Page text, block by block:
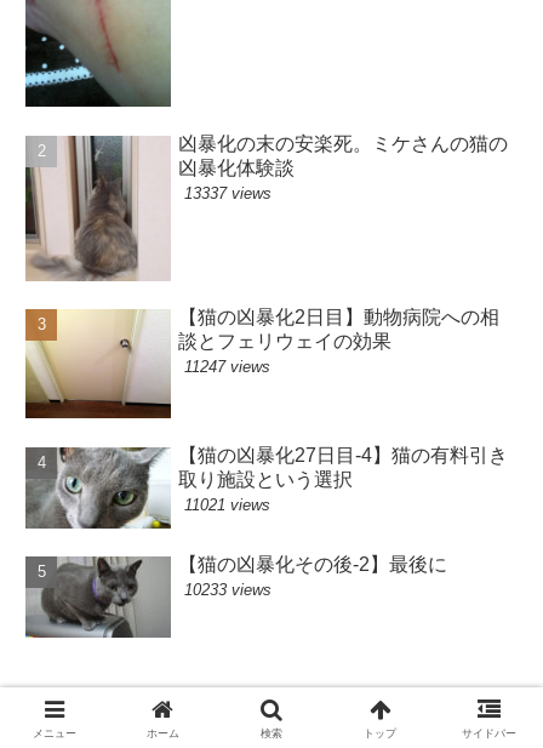
凶暴化の末の安楽死。ミケさんの猫の
凶暴化体験談
13337 views
【猫の凶暴化2日目】動物病院への相
談とフェリウェイの効果
11247 views
【猫の凶暴化27日目-4】猫の有料引き
取り施設という選択
11021 views
【猫の凶暴化その後-2】最後に
10233 views
最近の投稿
メニュー ホーム 検索 トップ サイドバー